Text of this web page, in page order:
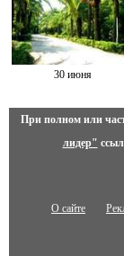
30 июня
При полном или
лидер"
О сайте